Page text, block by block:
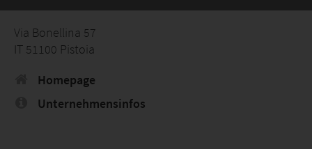
Via Bonellina 57
IT 51100 Pistoia
Homepage
Unternehmensinfos